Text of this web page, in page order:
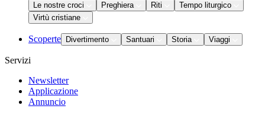
Le nostre croci
Preghiera Riti
Tempo liturgico
Virtù cristiane
Scoperte Divertimento Santuari Storia Viaggi
Servizi
Newsletter
Applicazione
Annuncio